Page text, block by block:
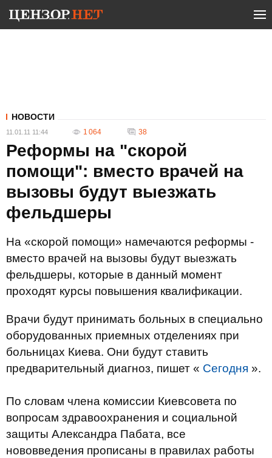
НОВОСТИ
11.01.11 11:44 1 064 38
Реформы на "скорой
помощи": вместо врачей на
вызовы будут выезжать
фельдшеры
На «скорой помощи» намечаются реформы -
вместо врачей на вызовы будут выезжать
фельдшеры, которые в данный момент
проходят курсы повышения квалификации.​
Врачи будут принимать больных в специально
оборудованных приемных отделениях при
больницах Киева. Они будут ставить
предварительный диагноз, пишет « Сегодня ».
По словам члена комиссии Киевсовета по
вопросам здравоохранения и социальной
защиты Александра Пабата, все
нововведения прописаны в правилах работы